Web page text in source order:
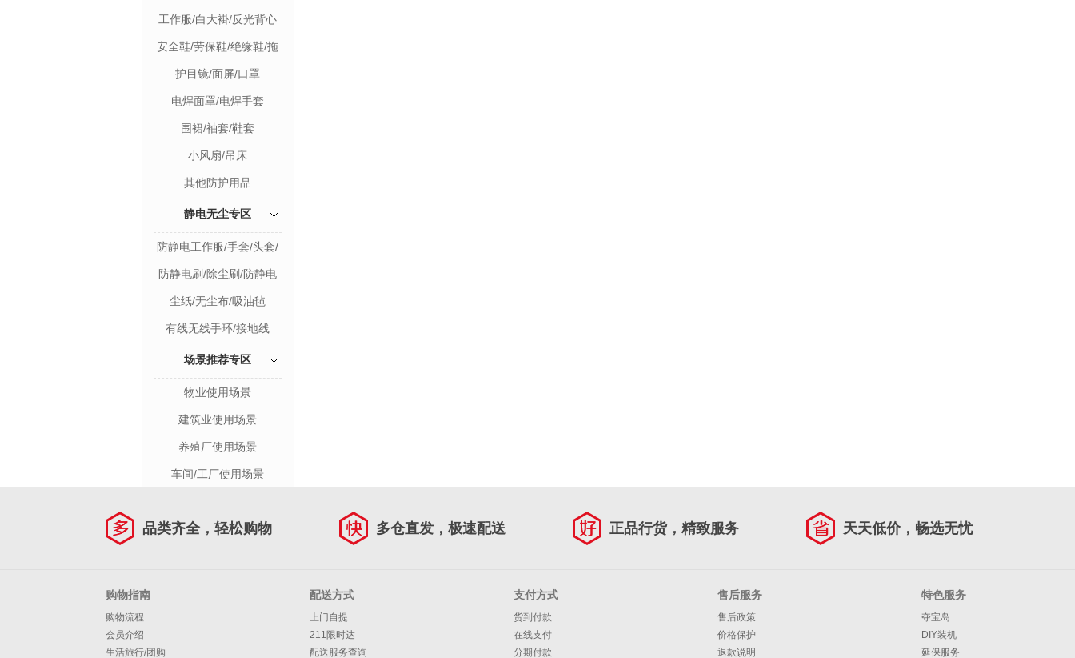
工作服/白大褂/反光背心
安全鞋/劳保鞋/绝缘鞋/拖
护目镜/面屏/口罩
电焊面罩/电焊手套
围裙/袖套/鞋套
小风扇/吊床
其他防护用品
静电无尘专区
防静电工作服/手套/头套/
鞋
防静电刷/除尘刷/防静电
台垫
尘纸/无尘布/吸油毡
有线无线手环/接地线
场景推荐专区
物业使用场景
建筑业使用场景
养殖厂使用场景
车间/工厂使用场景
品类齐全，轻松购物 多仓直发，极速配送 正品行货，精致服务 天天低价，畅选无忧
购物指南
购物流程
会员介绍
生活旅行/团购
配送方式
上门自提
211限时达
配送服务查询
支付方式
货到付款
在线支付
分期付款
售后服务
售后政策
价格保护
退款说明
特色服务
夺宝岛
DIY装机
延保服务